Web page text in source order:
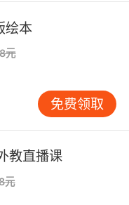
dimensional
corona coming
it is.
球的后面慢慢出现
the perimeter
with the
绘本
元
免费领取
教直播课
元